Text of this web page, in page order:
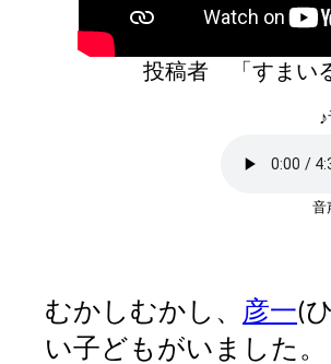
投稿者 「すま
むかしむかし 、 彦一(
い子どもがいました 。